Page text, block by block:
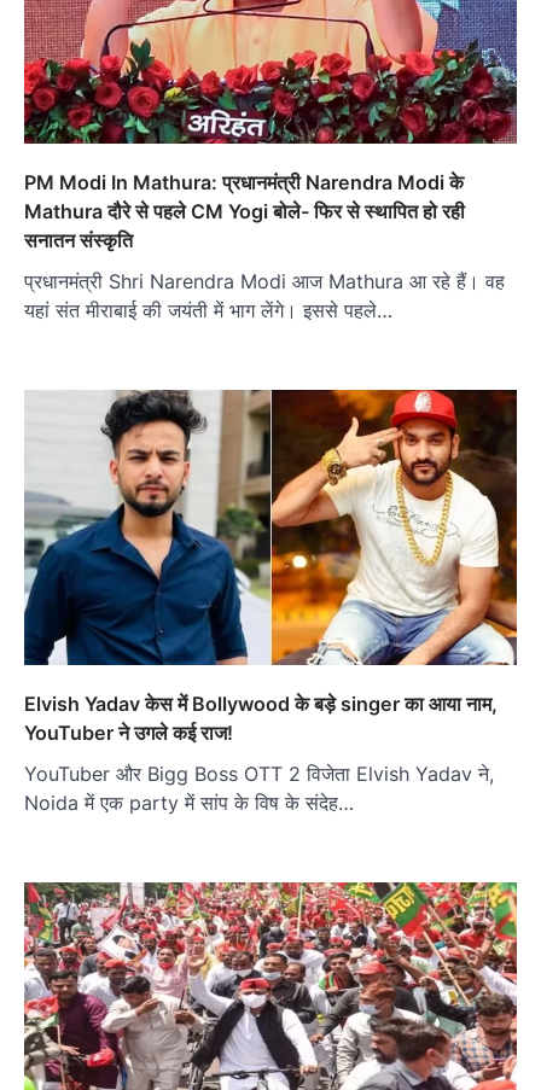
PM Modi In Mathura: प्रधानमंत्री Narendra Modi के
Mathura दौरे से पहले CM Yogi बोले- फिर से स्थापित हो रही
सनातन संस्कृति
प्रधानमंत्री Shri Narendra Modi आज Mathura आ रहे हैं। वह
यहां संत मीराबाई की जयंती में भाग लेंगे। इससे पहले…
Elvish Yadav केस में Bollywood के बड़े singer का आया नाम,
YouTuber ने उगले कई राज!
YouTuber और Bigg Boss OTT 2 विजेता Elvish Yadav ने,
Noida में एक party में सांप के विष के संदेह…